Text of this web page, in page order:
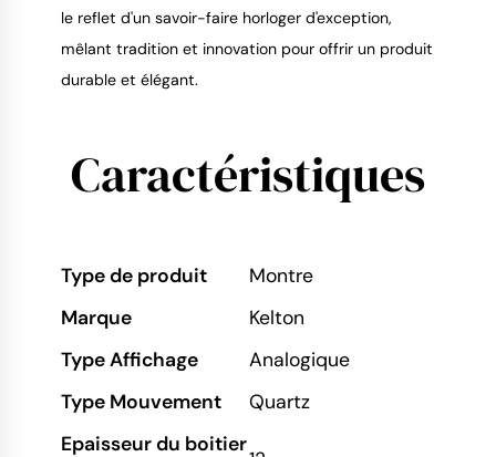
le reflet d'un savoir-faire horloger d'exception,
mêlant tradition et innovation pour offrir un produit
durable et élégant.
Caractéristiques
Type de produit
Montre
Marque
Kelton
Type Affichage
Analogique
Type Mouvement
Quartz
Epaisseur du boitier